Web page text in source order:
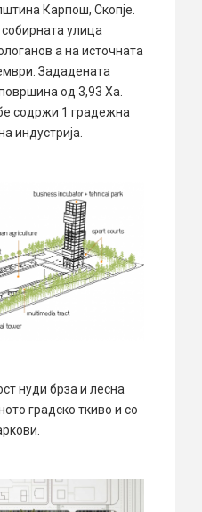
Карпош, Скопје.
собирната улица
а на источната
Зададената
од 3,93 Ха.
содржи 1 градежна
индустрија.
нуди брза и лесна
градско ткиво и со